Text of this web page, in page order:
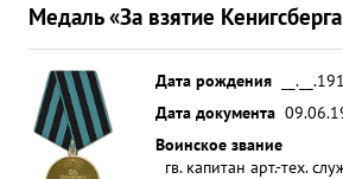
Медаль «За взятие
Дата рождения
Дата документа
Воинское звание
гв. капитан арт.-тех.